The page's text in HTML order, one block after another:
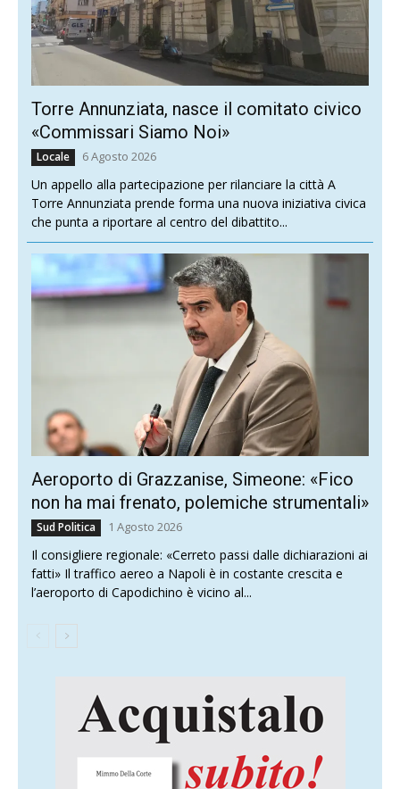
Torre Annunziata, nasce il comitato civico
«Commissari Siamo Noi»
Locale 6 Agosto 2026
Un appello alla partecipazione per rilanciare la città A
Torre Annunziata prende forma una nuova iniziativa civica
che punta a riportare al centro del dibattito...
Aeroporto di Grazzanise, Simeone: «Fico
non ha mai frenato, polemiche strumentali»
Sud Politica 1 Agosto 2026
Il consigliere regionale: «Cerreto passi dalle dichiarazioni ai
fatti» Il traffico aereo a Napoli è in costante crescita e
l’aeroporto di Capodichino è vicino al...